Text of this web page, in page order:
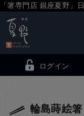
「箸専門店 銀座夏野」
ログイン
輪島蒔絵